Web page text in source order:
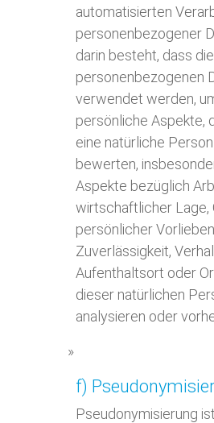
automatisierten
personenbezogener
darin besteht, dass
personenbezogenen
verwendet werden,
persönliche Aspekte,
eine natürliche
bewerten,
Aspekte bezüglich
wirtschaftlicher Lage,
persönlicher
Zuverlässigkeit,
Aufenthaltsort oder
dieser natürlichen
analysieren oder
f)
Pseudonymisierung